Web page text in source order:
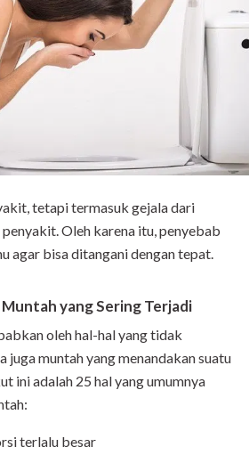
tetapi termasuk gejala dari
Oleh karena itu, penyebab
agar bisa ditangani dengan tepat.
yang Sering Terjadi
oleh hal-hal yang tidak
juga muntah yang menandakan suatu
ini adalah 25 hal yang umumnya
terlalu besar